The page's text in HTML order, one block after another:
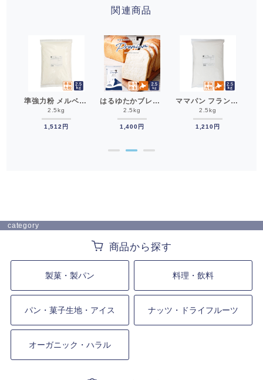
関連商品
準強力粉 メルベイユ フランス産小麦粉 2.5kg__
2.5kg
1,512円
はるゆたかブレンド プレミアム7 2.5kg 強力粉 北海道産パン用小麦粉 北海道産小麦粉 国産小麦粉__
2.5kg
1,400円
ママパン フランスパン用小麦粉 E65 2.5kg 準強力粉 国産小麦粉__
2.5kg
1,210円
● ●
category
製菓・製パン 料理・飲料
パン・菓子生地・アイス ナッツ・ドライフルーツ
オーガニック・ハラル